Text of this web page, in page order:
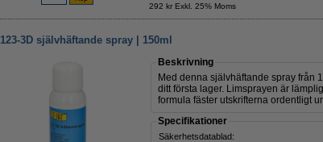
292 kr Exkl. 25% Moms
123-3D självhäftande spray | 150ml
Beskrivning
Med denna självhäftande spray från
ditt första lager. Limsprayen är
formula fäster utskrifterna ordentligt
Specifikationer
Säkerhetsdatablad: